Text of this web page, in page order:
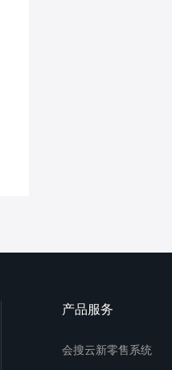
产品服务
会搜云新零售系统